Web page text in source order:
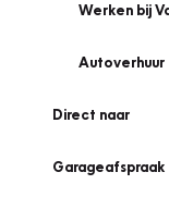
Werken bij
Autoverhuur
Direct naar
Garageafspraak